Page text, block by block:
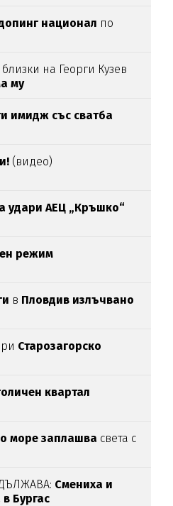
национал по
близки на Георги Кузев
му
имидж със сватба
(видео)
удари АЕЦ „Кръшко“
режим
в Пловдив излъчвано
Старозагорско
квартал
море заплашва света с
Смениха и
Бургас